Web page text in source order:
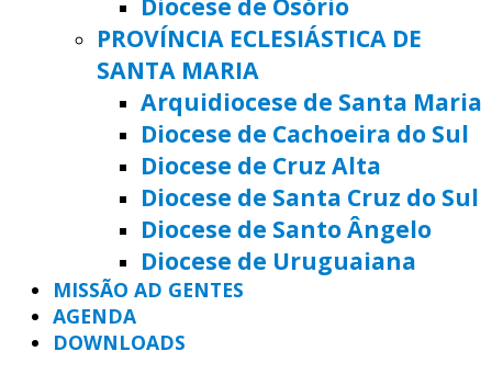
PROVÍNCIA ECLESIÁSTICA DE
SANTA MARIA
Arquidiocese de Santa Maria
Diocese de Cachoeira do Sul
Diocese de Cruz Alta
Diocese de Santa Cruz do Sul
Diocese de Santo Ângelo
Diocese de Uruguaiana
MISSÃO AD GENTES
AGENDA
DOWNLOADS